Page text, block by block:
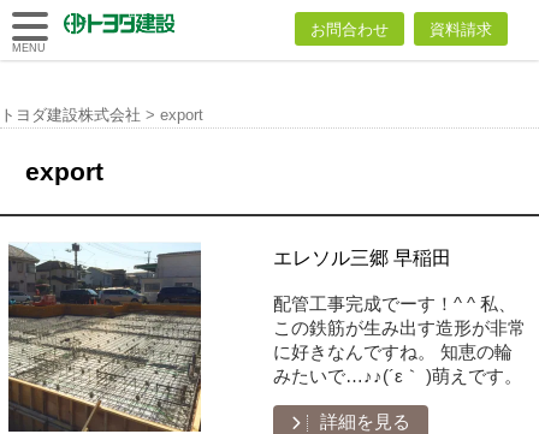
トヨダ建設
お問合わせ 資料請求
MENU
トヨダ建設株式会社 > export
export
エレソル三郷 早稲田
配管工事完成でーす！^ ^ 私、
この鉄筋が生み出す造形が非常
に好きなんですね。 知恵の輪
みたいで…♪♪(´ε｀ )萌えです。
詳細を見る